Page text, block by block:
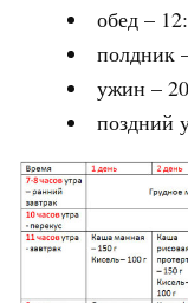
обед –
полдник
ужин –
поздний